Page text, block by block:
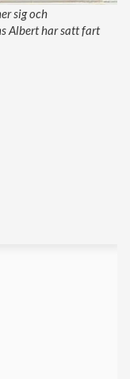
sig och
Albert har satt fart